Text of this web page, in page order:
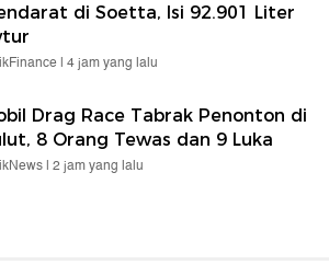
di Soetta, Isi 92.901 Liter
| 4 jam yang lalu
Drag Race Tabrak Penonton di
8 Orang Tewas dan 9 Luka
| 2 jam yang lalu